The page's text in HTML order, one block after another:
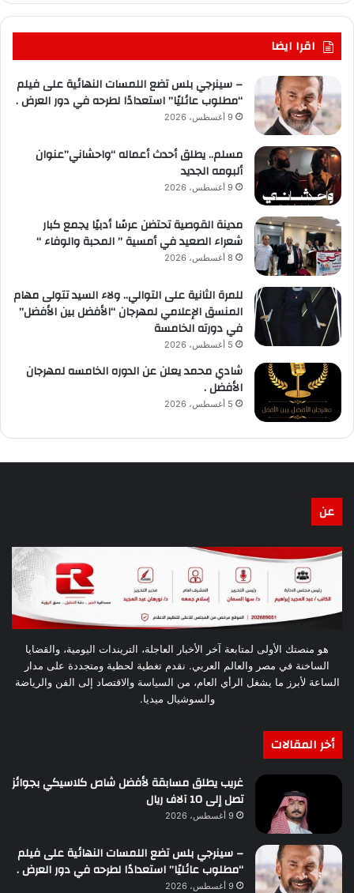
اقرا ايضا
– سينرجي بلس تضع اللمسات النهائية على فيلم
“مطلوب عائليًا” استعدادًا لطرحه في دور العرض .
9 أغسطس، 2026
مسلم.. يطلق أحدث أعماله “واحشاني”عنوان
ألبومه الجديد
9 أغسطس، 2026
مدينة القوصية تحتضن عرسًا أدبيًا يجمع كبار
شعراء الصعيد في أمسية ” المحبة والوفاء “
8 أغسطس، 2026
للمرة الثانية على التوالي.. ولاء السيد تتولى مهام
المنسق الإعلامي لمهرجان “الأفضل بين الأفضل”
في دورته الخامسة
5 أغسطس، 2026
شادي محمد يعلن عن الدوره الخامسه لمهرجان
الأفضل .
5 أغسطس، 2026
عن
هو منصتك الأولى لمتابعة آخر الأخبار العاجلة، التريندات اليومية، والقضايا
الساخنة في مصر والعالم العربي. نقدم تغطية لحظية ومتجددة على مدار
الساعة لأبرز ما يشغل الرأي العام، من السياسة والاقتصاد إلى الفن والرياضة
والسوشيال ميديا.
أخر المقالات
غريب يطلق مسابقة لأفضل شاص كلاسيكي بجوائز
تصل إلى 10 آلاف ريال
9 أغسطس، 2026
– سينرجي بلس تضع اللمسات النهائية على فيلم
“مطلوب عائليًا” استعدادًا لطرحه في دور العرض .
9 أغسطس، 2026